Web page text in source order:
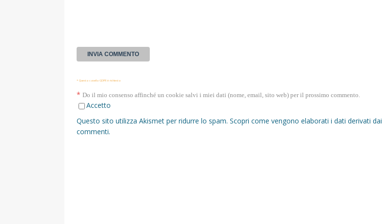
* Questa casella GDPR è richiesta
* Do il mio consenso affinché un cookie salvi i miei dati (nome, email, sito web) per il prossimo commento.
Accetto
Questo sito utilizza Akismet per ridurre lo spam. Scopri come vengono elaborati i dati derivati dai
commenti.